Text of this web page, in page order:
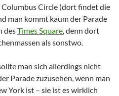
Columbus Circle (dort findet die
man kommt kaum der Parade
desTimes Square , denn dort
als sonstwo.
man sich allerdings nicht
Parade zuzusehen, wenn man
York ist – sie ist es wirklich